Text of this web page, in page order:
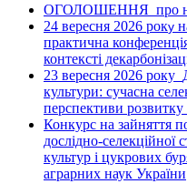
ОГОЛОШЕННЯ про
24 вересня 2026 року
практична
контексті
23 вересня 2026 року
культури: сучасна
перспективи розвитку
Конкурс на зайняття
дослідно-селекційної
культур і цукрових
аграрних наук України